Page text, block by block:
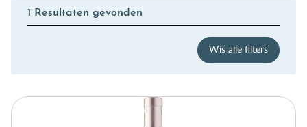
1 Resultaten gevonden
Wis alle filters